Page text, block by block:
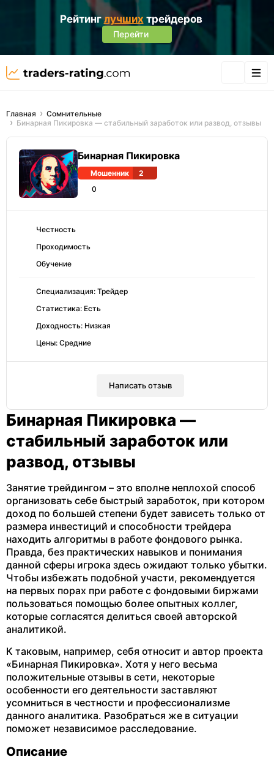
Рейтинглучших трейдеров
Перейти
Главная
Сомнительные
Бинарная Пикировка — стабильный заработок или развод, отзывы
Бинарная Пикировка
Мошенник
2
0
Честность
Проходимость
Обучение
Специализация: Трейдер
Статистика: Есть
Доходность: Низкая
Цены: Средние
Написать отзыв
Бинарная Пикировка —
стабильный заработок или
развод, отзывы
Занятие трейдингом – это вполне неплохой способ
организовать себе быстрый заработок, при котором
доход по большей степени будет зависеть только от
размера инвестиций и способности трейдера
находить алгоритмы в работе фондового рынка.
Правда, без практических навыков и понимания
данной сферы игрока здесь ожидают только убытки.
Чтобы избежать подобной участи, рекомендуется
на первых порах при работе с фондовыми биржами
пользоваться помощью более опытных коллег,
которые согласятся делиться своей авторской
аналитикой.
К таковым, например, себя относит и автор проекта
«Бинарная Пикировка». Хотя у него весьма
положительные отзывы в сети, некоторые
особенности его деятельности заставляют
усомниться в честности и профессионализме
данного аналитика. Разобраться же в ситуации
поможет независимое расследование.
Описание